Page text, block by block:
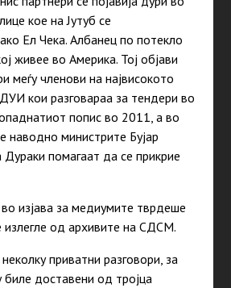
кое на Јутуб се
Ел Чека. Албанец по потекло
живее во Америка. Тој објави
меѓу членови на највисокото
кои разговараа за тендери во
попис во 2011, а во
наводно министрите Бујар
помагаат да се прикрие
изјава за медиумите тврдеше
од архивите на СДСМ.
приватни разговори, за
доставени од тројца